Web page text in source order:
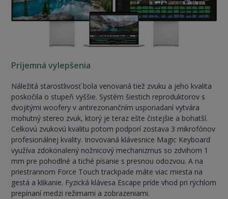
Príjemná vylepšenia
Náležitá starostlivosť bola venovaná tiež zvuku a jeho kvalita
poskočila o stupeň vyššie. Systém šiestich reproduktorov s
dvojitými woofery v antirezonančním usporiadaní vytvára
mohutný stereo zvuk, ktorý je teraz ešte čistejšie a bohatší.
Celkovú zvukovú kvalitu potom podporí zostava 3 mikrofónov
profesionálnej kvality. Inovovaná klávesnice Magic Keyboard
využíva zdokonalený nožnicový mechanizmus so zdvihom 1
mm pre pohodlné a tiché písanie s presnou odozvou. A na
priestrannom Force Touch trackpade máte viac miesta na
gestá a klikanie. Fyzická klávesa Escape príde vhod pri rýchlom
prepínaní medzi režimami a zobrazeniami.